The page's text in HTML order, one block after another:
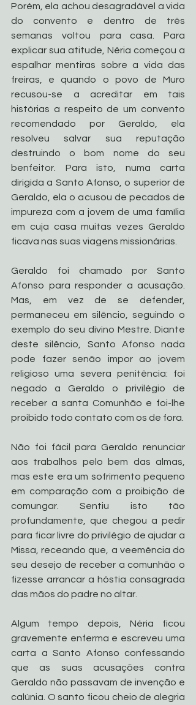
Porém, ela achou desagradável a vida
do convento e dentro de três
semanas voltou para casa. Para
explicar sua atitude, Néria começou a
espalhar mentiras sobre a vida das
freiras, e quando o povo de Muro
recusou-se a acreditar em tais
histórias a respeito de um convento
recomendado por Geraldo, ela
resolveu salvar sua reputação
destruindo o bom nome do seu
benfeitor. Para isto, numa carta
dirigida a Santo Afonso, o superior de
Geraldo, ela o acusou de pecados de
impureza com a jovem de uma família
em cuja casa muitas vezes Geraldo
ficava nas suas viagens missionárias.
Geraldo foi chamado por Santo
Afonso para responder a acusação.
Mas, em vez de se defender,
permaneceu em silêncio, seguindo o
exemplo do seu divino Mestre. Diante
deste silêncio, Santo Afonso nada
pode fazer senão impor ao jovem
religioso uma severa penitência: foi
negado a Geraldo o privilégio de
receber a santa Comunhão e foi-lhe
Não foi fácil para Geraldo renunciar
aos trabalhos pelo bem das almas,
mas este era um sofrimento pequeno
em comparação com a proibição de
comungar. Sentiu isto tão
profundamente, que chegou a pedir
para ficar livre do privilégio de ajudar a
Missa, receando que, a veemência do
seu desejo de receber a comunhão o
fizesse arrancar a hóstia consagrada
das mãos do padre no altar.
Algum tempo depois, Néria ficou
gravemente enferma e escreveu uma
carta a Santo Afonso confessando
que as suas acusações contra
Geraldo não passavam de invenção e
calúnia. O santo ficou cheio de alegria